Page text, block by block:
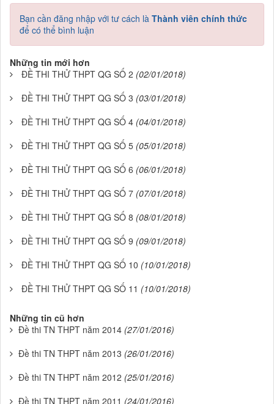
Bạn cần đăng nhập với tư cách là Thành viên chính thức
để có thể bình luận
Những tin mới hơn
ĐỀ THI THỬ THPT QG SỐ 2 (02/01/2018)
ĐỀ THI THỬ THPT QG SỐ 3 (03/01/2018)
ĐỀ THI THỬ THPT QG SỐ 4 (04/01/2018)
ĐỀ THI THỬ THPT QG SỐ 5 (05/01/2018)
ĐỀ THI THỬ THPT QG SỐ 6 (06/01/2018)
ĐỀ THI THỬ THPT QG SỐ 7 (07/01/2018)
ĐỀ THI THỬ THPT QG SỐ 8 (08/01/2018)
ĐỀ THI THỬ THPT QG SỐ 9 (09/01/2018)
ĐỀ THI THỬ THPT QG SỐ 10 (10/01/2018)
ĐỀ THI THỬ THPT QG SỐ 11 (10/01/2018)
Những tin cũ hơn
Đề thi TN THPT năm 2014 (27/01/2016)
Đề thi TN THPT năm 2013 (26/01/2016)
Đề thi TN THPT năm 2012 (25/01/2016)
Đề thi TN THPT năm 2011 (24/01/2016)